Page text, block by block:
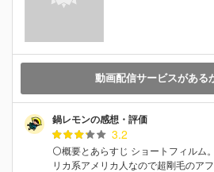
動画配信サービスがある
鍋レモンの感想・評価
3.2
⚪概要とあらすじ ショートフィルム
リカ系アメリカ人なので超剛毛のア